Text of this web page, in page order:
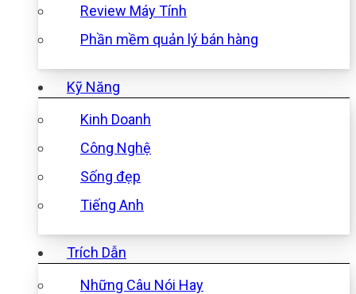
Review Máy Tính
Phần mềm quản lý bán hàng
Kỹ Năng
Kinh Doanh
Công Nghệ
Sống đẹp
Tiếng Anh
Trích Dẫn
Những Câu Nói Hay